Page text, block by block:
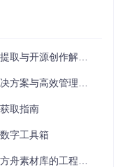
术特性包括：
例，标准尺寸达255
），支持A3
式存储，确保alpha通
。
-资源版本"三级命名
开源创作解决方案
案与高效管理指南
取指南
字工具箱
材库的工程化实践